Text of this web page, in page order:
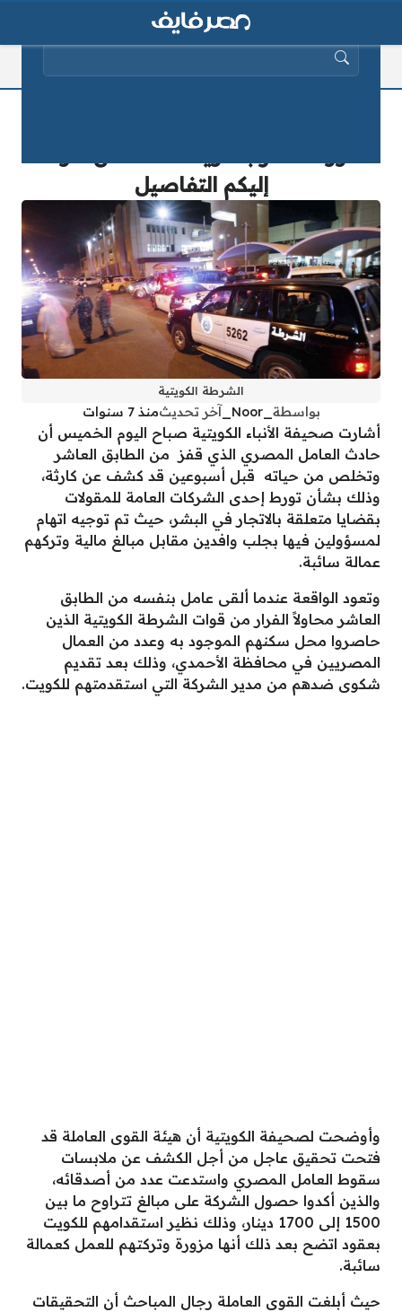
إليكم التفاصيل
الشرطة الكويتية
بواسطة _Noor_ آخر تحديثمنذ 7 سنوات
أشارت صحيفة الأنباء الكويتية صباح اليوم الخميس أن
حادث العامل المصري الذي قفز من الطابق العاشر
وتخلص من حياته قبل أسبوعين قد كشف عن كارثة،
وذلك بشأن تورط إحدى الشركات العامة للمقولات
بقضايا متعلقة بالاتجار في البشر، حيث تم توجيه اتهام
لمسؤولين فيها بجلب وافدين مقابل مبالغ مالية وتركهم
عمالة سائبة.
وتعود الواقعة عندما ألقى عامل بنفسه من الطابق
العاشر محاولاً الفرار من قوات الشرطة الكويتية الذين
حاصروا محل سكنهم الموجود به وعدد من العمال
المصريين في محافظة الأحمدي، وذلك بعد تقديم
شكوى ضدهم من مدير الشركة التي استقدمتهم للكويت.
وأوضحت لصحيفة الكويتية أن هيئة القوى العاملة قد
فتحت تحقيق عاجل من أجل الكشف عن ملابسات
سقوط العامل المصري واستدعت عدد من أصدقائه،
والذين أكدوا حصول الشركة على مبالغ تتراوح ما بين
1500 إلى 1700 دينار، وذلك نظير استقدامهم للكويت
بعقود اتضح بعد ذلك أنها مزورة وتركتهم للعمل كعمالة
سائبة.
حيث أبلغت القوى العاملة رجال المباحث أن التحقيقات
البحث عن: